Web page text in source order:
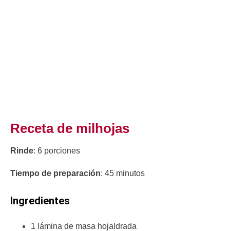
Receta de milhojas
Rinde: 6 porciones
Tiempo de preparación: 45 minutos
Ingredientes
1 lámina de masa hojaldrada